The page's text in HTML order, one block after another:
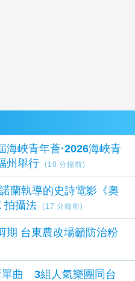
峽青年薈·2026海峽青
州舉行
(10 分鐘前)
蘭執導的史詩電影《奧
拍攝法
(17 分鐘前)
期 台東農改場籲防治粉
單曲 3組人氣樂團同台